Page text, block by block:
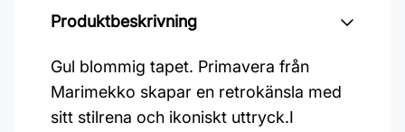
Produktbeskrivning
Gul blommig tapet. Primavera från
Marimekko skapar en retrokänsla med
sitt stilrena och ikoniskt uttryck.I